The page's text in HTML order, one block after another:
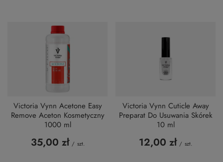
Victoria Vynn Acetone Easy
Remove Aceton Kosmetyczny
1000 ml
35,00 zł / szt.
Victoria Vynn Cuticle Away
Preparat Do Usuwania Skórek
10 ml
12,00 zł / szt.